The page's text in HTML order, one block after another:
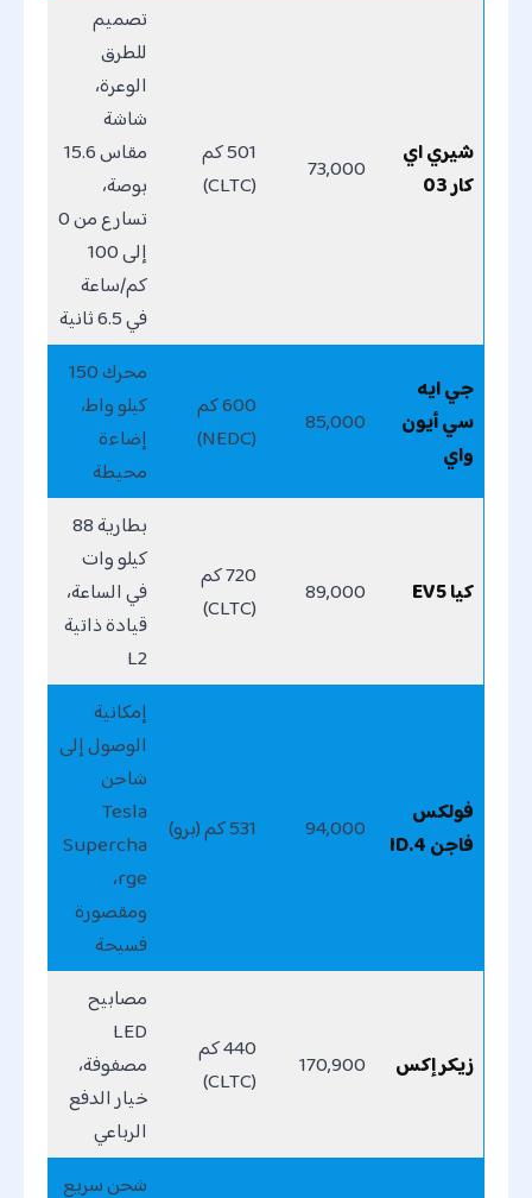
شيري اي
كار 03
73,000
501 كم
(CLTC)
تصميم
للطرق
الوعرة،
شاشة
مقاس 15.6
بوصة،
تسارع من 0
إلى 100
كم/ساعة
في 6.5 ثانية
جي ايه
سي أيون
واي
85,000
600 كم
(NEDC)
محرك 150
كيلو واط،
إضاءة
محيطة
كيا EV5 89,000
720 كم
(CLTC)
بطارية 88
كيلو وات
في الساعة،
قيادة ذاتية
L2
فولكس
فاجن ID.4
94,000 531 كم (برو)
إمكانية
الوصول إلى
شاحن
Tesla
Supercha
rge،
ومقصورة
فسيحة
زيكر إكس 170,900
440 كم
(CLTC)
مصابيح
LED
مصفوفة،
خيار الدفع
الرباعي
شحن سريع